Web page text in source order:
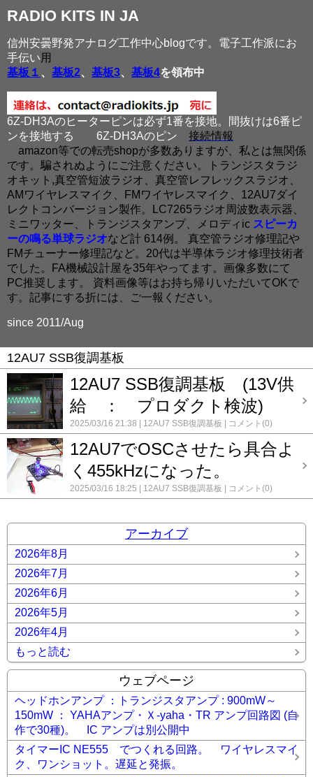
RADIO KITS IN JA
信州安曇野発アナログ工作中心blogです。電子工作派にお
手伝い用
基板１ 、 基板2、 基板3、 基板4を領布中
6Z-DH3Aのヒーターピンは必ず1番を接地。間抜けは6番ピ
ンを接地する
6Z-DH3Aのピン 接続情報
amazon等での転売shopが多数ありますが、私とは無関係
です。騙されぬようにご注意ください。トランジスタラジ
オキット,真空管短波ラジオ、真空管レフレックスラジオ、
AMワイヤレスマイク、FMワイヤレスマイク、12AU7ダイ
レクトコンバージョン製作。LC7265ラジオ周波数表示器、
ミニワッター、トランジスタアンプ、メロディic スピーカ
ーの鳴る単球ラジオなど計 614例。 真空管ラジオ修理記や
FMチューナー修理記など。20代は半導体ラジオ修理技術者
でした。FA機械設計屋を35年やってます。画像多数にて
PC推奨します。 資料画像等はお持ち帰りいただいてOKで
す。記事にする折には、ご一報ください。
since 2011/Aug
12AU7 SSB復調基板
12AU7 SSB復調基板 (13V供
給 ： プロダクト検波)
2025/03/16 21:38 12AU7 SSB復調基板 コメント(0)
12AU7でOSCさせたら具合よ
く455kHzになった。
2025/03/16 18:25 12AU7 SSB復調基板 コメント(0)
アーカイブ
2026年8月
2026年7月
2026年6月
2026年5月
2026年4月
もっと読む
ウェブページ
ヘッドホンアンプ ：トランジスタアンプ : 900mW～
150mW ： YAHAアンプ・Ｘ-yaha・TR アンプ回路図 (自
作で30種)。 IC アンプは別公開中
タイマーIC NE555 でつくれる回路。 ワイヤレスマイ
ク、ワンショット。遅延と発振。